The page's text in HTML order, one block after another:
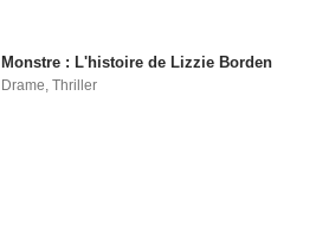
Monstre : L'histoire de Lizzie Borden
Drame,Thriller